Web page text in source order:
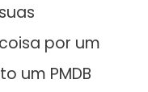
por um
um PMDB